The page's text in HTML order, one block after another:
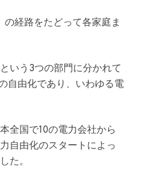
経路をたどって各家庭ま
いう3つの部門に分かれて
自由化であり、いわゆる電
全国で10の電力会社から
自由化のスタートによっ
た。